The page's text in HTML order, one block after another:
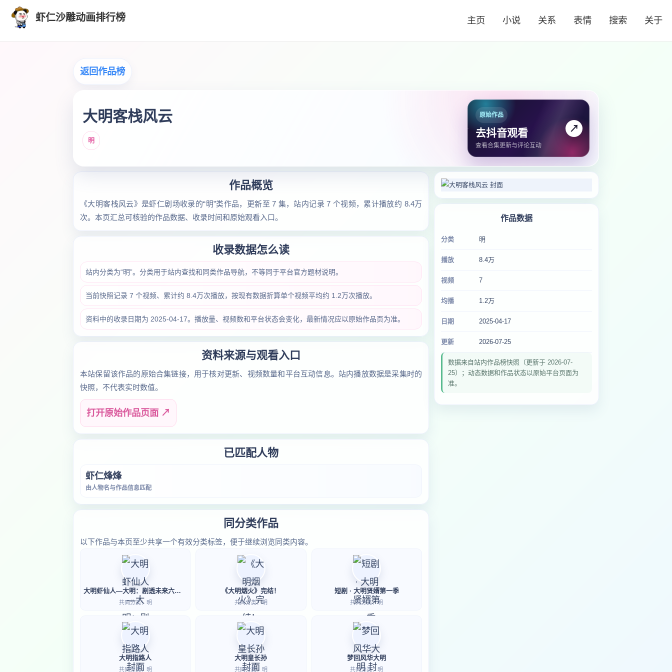
虾仁沙雕动画排行榜 主页 小说 关系 表情 搜索 关于
返回作品榜
大明客栈风云
明
原始作品
去抖音观看
查看合集更新与评论互动
↗
作品概览
《大明客栈风云》是虾仁剧场收录的“明”类作品，更新至 7 集，站内记录 7 个视频，累计播放约 8.4万
次。本页汇总可核验的作品数据、收录时间和原始观看入口。
收录数据怎么读
站内分类为“明”。分类用于站内查找和同类作品导航，不等同于平台官方题材说明。
当前快照记录 7 个视频、累计约 8.4万次播放，按现有数据折算单个视频平均约 1.2万次播放。
资料中的收录日期为 2025-04-17。播放量、视频数和平台状态会变化，最新情况应以原始作品页为准。
资料来源与观看入口
本站保留该作品的原始合集链接，用于核对更新、视频数量和平台互动信息。站内播放数据是采集时的
快照，不代表实时数值。
打开原始作品页面 ↗
已匹配人物
虾仁烽烽
由人物名与作品信息匹配
同分类作品
以下作品与本页至少共享一个有效分类标签，便于继续浏览同类内容。
大明虾仙人—大明：剧透未来六百年老朱麻了
共同分类：明
《大明烟火》完结！
共同分类：明
短剧 · 大明贤婿第一季
共同分类：明
大明指路人
共同分类：明
大明皇长孙
共同分类：明
梦回风华大明
共同分类：明
作品数据
分类 明
播放 8.4万
视频 7
均播 1.2万
日期 2025-04-17
更新 2026-07-25
数据来自站内作品榜快照（更新于 2026-07-
25）；动态数据和作品状态以原始平台页面为
准。